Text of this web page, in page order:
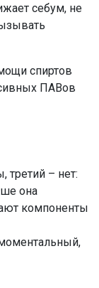
себум, не
спиртов
ПАВов
третий – нет:
она
компоненты